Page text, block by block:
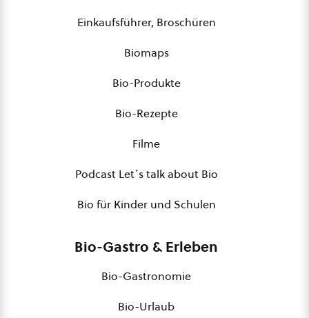
Einkaufsführer, Broschüren
Biomaps
Bio-Produkte
Bio-Rezepte
Filme
Podcast Let´s talk about Bio
Bio für Kinder und Schulen
Bio-Gastro & Erleben
Bio-Gastronomie
Bio-Urlaub